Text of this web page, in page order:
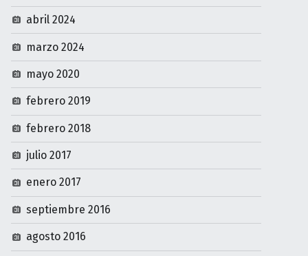
abril 2024
marzo 2024
mayo 2020
febrero 2019
febrero 2018
julio 2017
enero 2017
septiembre 2016
agosto 2016